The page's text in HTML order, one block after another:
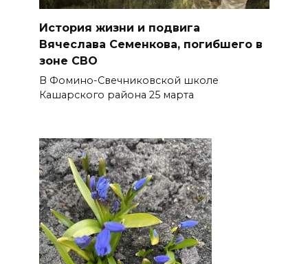
История жизни и подвига
Вячеслава Семенкова, погибшего в
зоне СВО
В Фомино-Свечниковской школе
Кашарского района 25 марта